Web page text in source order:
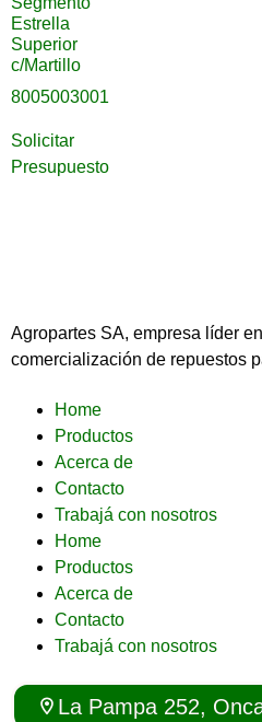
Estrella
Superior
c/Martillo
8005003001
Solicitar
Presupuesto
Agropartes SA, empresa líder
comercialización de repuestos
Home
Productos
Acerca de
Contacto
Trabajá con nosotros
Home
Productos
Acerca de
Contacto
Trabajá con nosotros
La Pampa 252,